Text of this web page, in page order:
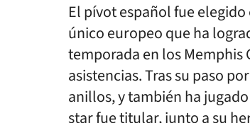
El pívot español fue
único europeo que ha
temporada en los Memphis
asistencias. Tras su paso
anillos, y también ha
star fue titular, junto a su